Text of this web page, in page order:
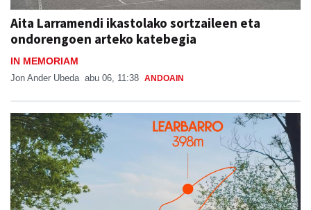
Aita Larramendi ikastolako sortzaileen eta
ondorengoen arteko katebegia
IN MEMORIAM
Jon Ander Ubeda abu 06, 11:38 ANDOAIN